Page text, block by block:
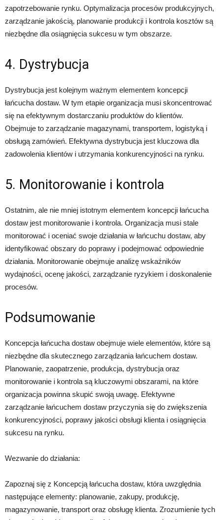
zapotrzebowanie rynku. Optymalizacja procesów produkcyjnych,
zarządzanie jakością, planowanie produkcji i kontrola kosztów są
niezbędne dla osiągnięcia sukcesu w tym obszarze.
4. Dystrybucja
Dystrybucja jest kolejnym ważnym elementem koncepcji
łańcucha dostaw. W tym etapie organizacja musi skoncentrować
się na efektywnym dostarczaniu produktów do klientów.
Obejmuje to zarządzanie magazynami, transportem, logistyką i
obsługą zamówień. Efektywna dystrybucja jest kluczowa dla
zadowolenia klientów i utrzymania konkurencyjności na rynku.
5. Monitorowanie i kontrola
Ostatnim, ale nie mniej istotnym elementem koncepcji łańcucha
dostaw jest monitorowanie i kontrola. Organizacja musi stale
monitorować i oceniać swoje działania w łańcuchu dostaw, aby
identyfikować obszary do poprawy i podejmować odpowiednie
działania. Monitorowanie obejmuje analizę wskaźników
wydajności, ocenę jakości, zarządzanie ryzykiem i doskonalenie
procesów.
Podsumowanie
Koncepcja łańcucha dostaw obejmuje wiele elementów, które są
niezbędne dla skutecznego zarządzania łańcuchem dostaw.
Planowanie, zaopatrzenie, produkcja, dystrybucja oraz
monitorowanie i kontrola są kluczowymi obszarami, na które
organizacja powinna skupić swoją uwagę. Efektywne
zarządzanie łańcuchem dostaw przyczynia się do zwiększenia
konkurencyjności, poprawy jakości obsługi klienta i osiągnięcia
sukcesu na rynku.
Wezwanie do działania:
Zapoznaj się z Koncepcją łańcucha dostaw, która uwzględnia
następujące elementy: planowanie, zakupy, produkcję,
magazynowanie, transport oraz obsługę klienta. Zrozumienie tych